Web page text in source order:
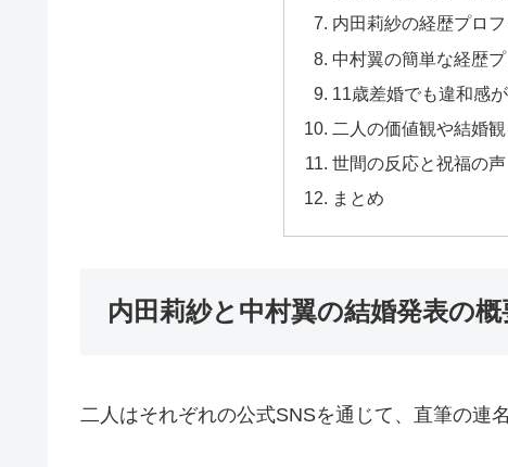
内田莉紗の経歴プロ
中村翼の簡単な経歴
11歳差婚でも違和感
二人の価値観や結婚
世間の反応と祝福の声
まとめ
内田莉紗と中村翼の結婚発表の概
二人はそれぞれの公式SNSを通じて、直筆の連